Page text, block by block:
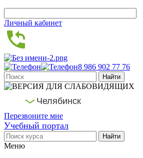
Личный кабинет
8 986 902 77 76
Челябинск
Перезвоните мне
Учебный портал
Меню